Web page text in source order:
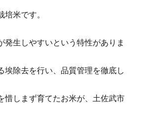
米です。
生しやすいという特性がありま
埃除去を行い、品質管理を徹底し
惜しまず育てたお米が、土佐武市